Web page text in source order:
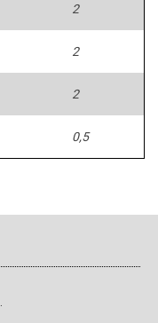
2
2
2
0,5